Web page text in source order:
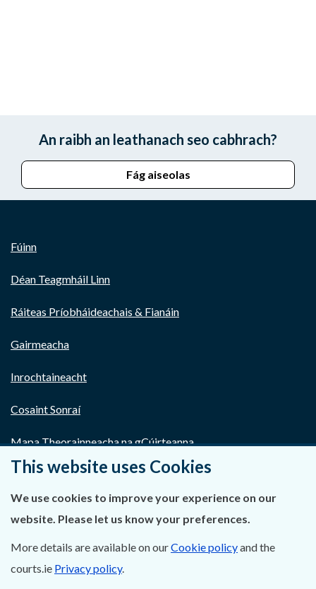
An raibh an leathanach seo cabhrach?
Fág aiseolas
Fúinn
Déan Teagmháil Linn
Ráiteas Príobháideachais & Fianáin
Gairmeacha
Inrochtaineacht
Cosaint Sonraí
Mapa Theorainneacha na gCúirteanna
Séanadh
Tairseach r-Cheartais
This website uses Cookies
We use cookies to improve your experience on our
website. Please let us know your preferences.
More details are available on ourCookie policyand the
courts.ie Privacy policy.